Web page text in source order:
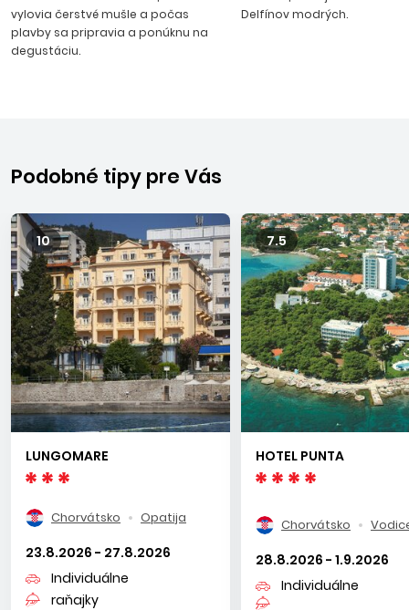
vylovia čerstvé mušle a počas
plavby sa pripravia a ponúknu na
degustáciu.
Delfínov modrých.
Podobné tipy pre Vás
10
LUNGOMARE
Chorvátsko Opatija
23.8.2026 - 27.8.2026
Individuálne
raňajky
7.5
HOTEL PUNTA
Chorvátsko
28.8.2026 - 1.9.2026
Individuálne